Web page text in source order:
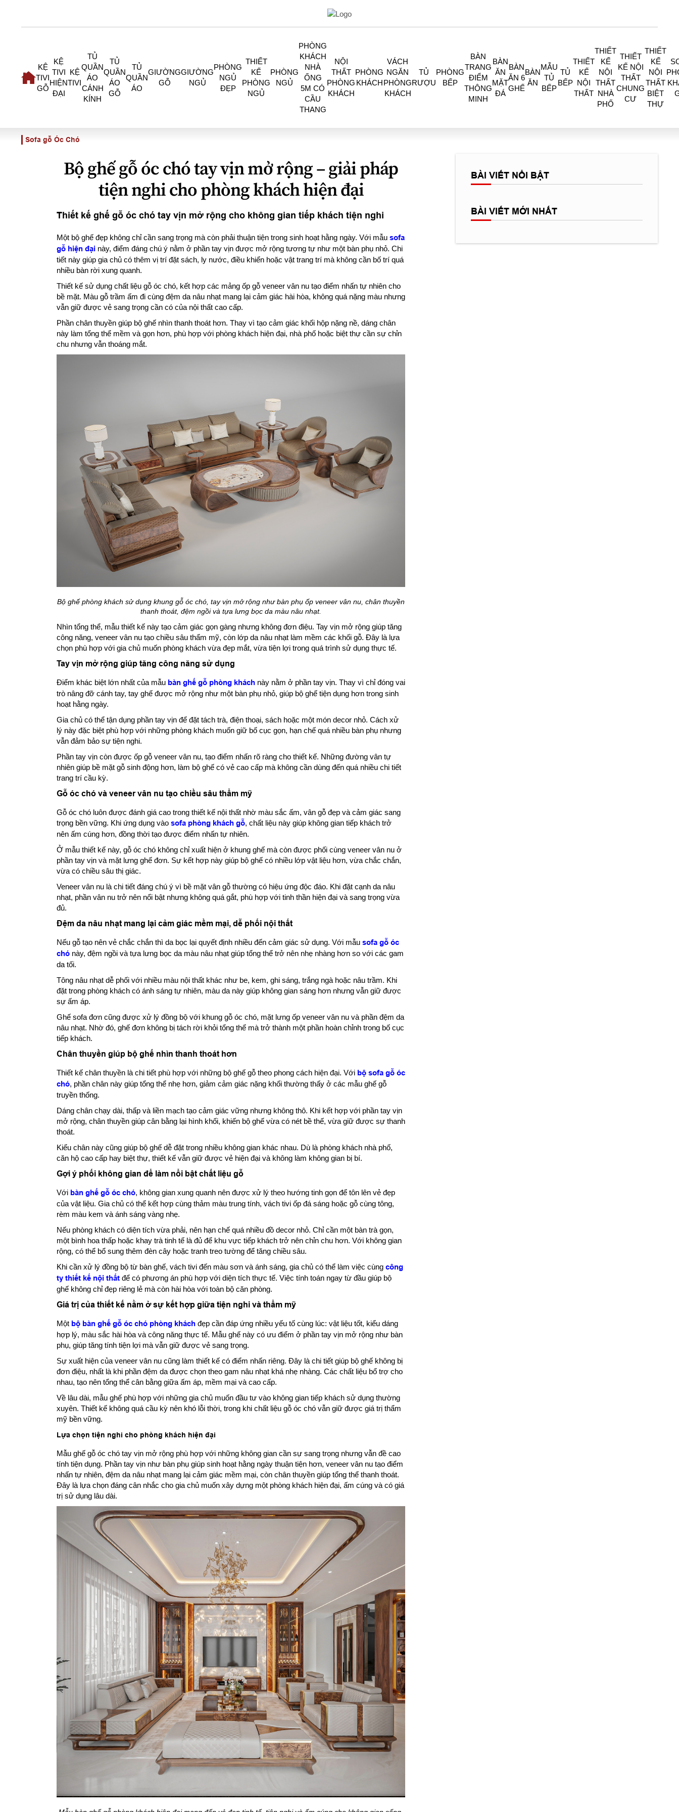
KỆ
TIVI
GỖ
KỆ
TIVI
HIỆN
ĐẠI
KỆ
TIVI
TỦ
QUẦN
ÁO
CÁNH
KÍNH
TỦ
QUẦN
ÁO
GỖ
TỦ
QUẦN
ÁO
GIƯỜNG
GỖ
GIƯỜNG
NGỦ
PHÒNG
NGỦ
ĐẸP
THIẾT
KẾ
PHÒNG
NGỦ
PHÒNG
NGỦ
PHÒNG
KHÁCH
NHÀ
ỐNG
5M CÓ
CẦU
THANG
NỘI
THẤT
PHÒNG
KHÁCH
PHÒNG
KHÁCH
VÁCH
NGĂN
PHÒNG
KHÁCH
TỦ
RƯỢU
PHÒNG
BẾP
BÀN
TRANG
ĐIỂM
THÔNG
MINH
BÀN
ĂN
MẶT
ĐÁ
BÀN
ĂN 6
GHẾ
BÀN
ĂN
MẪU
TỦ
BẾP
TỦ
BẾP
THIẾT
KẾ
NỘI
THẤT
THIẾT
KẾ
NỘI
THẤT
NHÀ
PHỐ
THIẾT
KẾ NỘI
THẤT
CHUNG
CƯ
THIẾT
KẾ
NỘI
THẤT
BIỆT
THỰ
Sofa gỗ Óc Chó
Bộ ghế gỗ óc chó tay vịn mở rộng – giải pháp
tiện nghi cho phòng khách hiện đại
Thiết kế ghế gỗ óc chó tay vịn mở rộng cho không gian tiếp khách tiện nghi
Một bộ ghế đẹp không chỉ cần sang trọng mà còn phải thuận tiện trong sinh hoạt hằng ngày. Với mẫu sofa
gỗ hiện đại này, điểm đáng chú ý nằm ở phần tay vịn được mở rộng tương tự như một bàn phụ nhỏ. Chi
tiết này giúp gia chủ có thêm vị trí đặt sách, ly nước, điều khiển hoặc vật trang trí mà không cần bố trí quá
nhiều bàn rời xung quanh.
Thiết kế sử dụng chất liệu gỗ óc chó, kết hợp các mảng ốp gỗ veneer vân nu tạo điểm nhấn tự nhiên cho
bề mặt. Màu gỗ trầm ấm đi cùng đệm da nâu nhạt mang lại cảm giác hài hòa, không quá nặng màu nhưng
vẫn giữ được vẻ sang trọng cần có của nội thất cao cấp.
Phần chân thuyền giúp bộ ghế nhìn thanh thoát hơn. Thay vì tạo cảm giác khối hộp nặng nề, dáng chân
này làm tổng thể mềm và gọn hơn, phù hợp với phòng khách hiện đại, nhà phố hoặc biệt thự cần sự chỉn
chu nhưng vẫn thoáng mắt.
Bộ ghế phòng khách sử dụng khung gỗ óc chó, tay vịn mở rộng như bàn phụ ốp veneer vân nu, chân thuyền
thanh thoát, đệm ngồi và tựa lưng bọc da màu nâu nhạt.
Nhìn tổng thể, mẫu thiết kế này tạo cảm giác gọn gàng nhưng không đơn điệu. Tay vịn mở rộng giúp tăng
công năng, veneer vân nu tạo chiều sâu thẩm mỹ, còn lớp da nâu nhạt làm mềm các khối gỗ. Đây là lựa
chọn phù hợp với gia chủ muốn phòng khách vừa đẹp mắt, vừa tiện lợi trong quá trình sử dụng thực tế.
Tay vịn mở rộng giúp tăng công năng sử dụng
Điểm khác biệt lớn nhất của mẫu bàn ghế gỗ phòng khách này nằm ở phần tay vịn. Thay vì chỉ đóng vai
trò nâng đỡ cánh tay, tay ghế được mở rộng như một bàn phụ nhỏ, giúp bộ ghế tiện dụng hơn trong sinh
hoạt hằng ngày.
Gia chủ có thể tận dụng phần tay vịn để đặt tách trà, điện thoại, sách hoặc một món decor nhỏ. Cách xử
lý này đặc biệt phù hợp với những phòng khách muốn giữ bố cục gọn, hạn chế quá nhiều bàn phụ nhưng
vẫn đảm bảo sự tiện nghi.
Phần tay vịn còn được ốp gỗ veneer vân nu, tạo điểm nhấn rõ ràng cho thiết kế. Những đường vân tự
nhiên giúp bề mặt gỗ sinh động hơn, làm bộ ghế có vẻ cao cấp mà không cần dùng đến quá nhiều chi tiết
trang trí cầu kỳ.
Gỗ óc chó và veneer vân nu tạo chiều sâu thẩm mỹ
Gỗ óc chó luôn được đánh giá cao trong thiết kế nội thất nhờ màu sắc ấm, vân gỗ đẹp và cảm giác sang
trọng bền vững. Khi ứng dụng vào sofa phòng khách gỗ, chất liệu này giúp không gian tiếp khách trở
nên ấm cúng hơn, đồng thời tạo được điểm nhấn tự nhiên.
Ở mẫu thiết kế này, gỗ óc chó không chỉ xuất hiện ở khung ghế mà còn được phối cùng veneer vân nu ở
phần tay vịn và mặt lưng ghế đơn. Sự kết hợp này giúp bộ ghế có nhiều lớp vật liệu hơn, vừa chắc chắn,
vừa có chiều sâu thị giác.
Veneer vân nu là chi tiết đáng chú ý vì bề mặt vân gỗ thường có hiệu ứng độc đáo. Khi đặt cạnh da nâu
nhạt, phần vân nu trở nên nổi bật nhưng không quá gắt, phù hợp với tinh thần hiện đại và sang trọng vừa
đủ.
Đệm da nâu nhạt mang lại cảm giác mềm mại, dễ phối nội thất
Nếu gỗ tạo nên vẻ chắc chắn thì da bọc lại quyết định nhiều đến cảm giác sử dụng. Với mẫu sofa gỗ óc
chó này, đệm ngồi và tựa lưng bọc da màu nâu nhạt giúp tổng thể trở nên nhẹ nhàng hơn so với các gam
da tối.
Tông nâu nhạt dễ phối với nhiều màu nội thất khác như be, kem, ghi sáng, trắng ngà hoặc nâu trầm. Khi
đặt trong phòng khách có ánh sáng tự nhiên, màu da này giúp không gian sáng hơn nhưng vẫn giữ được
sự ấm áp.
Ghế sofa đơn cũng được xử lý đồng bộ với khung gỗ óc chó, mặt lưng ốp veneer vân nu và phần đệm da
nâu nhạt. Nhờ đó, ghế đơn không bị tách rời khỏi tổng thể mà trở thành một phần hoàn chỉnh trong bố cục
tiếp khách.
Chân thuyền giúp bộ ghế nhìn thanh thoát hơn
Thiết kế chân thuyền là chi tiết phù hợp với những bộ ghế gỗ theo phong cách hiện đại. Với bộ sofa gỗ óc
chó, phần chân này giúp tổng thể nhẹ hơn, giảm cảm giác nặng khối thường thấy ở các mẫu ghế gỗ
truyền thống.
Dáng chân chạy dài, thấp và liền mạch tạo cảm giác vững nhưng không thô. Khi kết hợp với phần tay vịn
mở rộng, chân thuyền giúp cân bằng lại hình khối, khiến bộ ghế vừa có nét bề thế, vừa giữ được sự thanh
thoát.
Kiểu chân này cũng giúp bộ ghế dễ đặt trong nhiều không gian khác nhau. Dù là phòng khách nhà phố,
căn hộ cao cấp hay biệt thự, thiết kế vẫn giữ được vẻ hiện đại và không làm không gian bị bí.
Gợi ý phối không gian để làm nổi bật chất liệu gỗ
Với bàn ghế gỗ óc chó, không gian xung quanh nên được xử lý theo hướng tinh gọn để tôn lên vẻ đẹp
của vật liệu. Gia chủ có thể kết hợp cùng thảm màu trung tính, vách tivi ốp đá sáng hoặc gỗ cùng tông,
rèm màu kem và ánh sáng vàng nhẹ.
Nếu phòng khách có diện tích vừa phải, nên hạn chế quá nhiều đồ decor nhỏ. Chỉ cần một bàn trà gọn,
một bình hoa thấp hoặc khay trà tinh tế là đủ để khu vực tiếp khách trở nên chỉn chu hơn. Với không gian
rộng, có thể bổ sung thêm đèn cây hoặc tranh treo tường để tăng chiều sâu.
Khi cần xử lý đồng bộ từ bàn ghế, vách tivi đến màu sơn và ánh sáng, gia chủ có thể làm việc cùng công
ty thiết kế nội thất để có phương án phù hợp với diện tích thực tế. Việc tính toán ngay từ đầu giúp bộ
ghế không chỉ đẹp riêng lẻ mà còn hài hòa với toàn bộ căn phòng.
Giá trị của thiết kế nằm ở sự kết hợp giữa tiện nghi và thẩm mỹ
Một bộ bàn ghế gỗ óc chó phòng khách đẹp cần đáp ứng nhiều yếu tố cùng lúc: vật liệu tốt, kiểu dáng
hợp lý, màu sắc hài hòa và công năng thực tế. Mẫu ghế này có ưu điểm ở phần tay vịn mở rộng như bàn
phụ, giúp tăng tính tiện lợi mà vẫn giữ được vẻ sang trọng.
Sự xuất hiện của veneer vân nu cũng làm thiết kế có điểm nhấn riêng. Đây là chi tiết giúp bộ ghế không bị
đơn điệu, nhất là khi phần đệm da được chọn theo gam nâu nhạt khá nhẹ nhàng. Các chất liệu bổ trợ cho
nhau, tạo nên tổng thể cân bằng giữa ấm áp, mềm mại và cao cấp.
Về lâu dài, mẫu ghế phù hợp với những gia chủ muốn đầu tư vào không gian tiếp khách sử dụng thường
xuyên. Thiết kế không quá cầu kỳ nên khó lỗi thời, trong khi chất liệu gỗ óc chó vẫn giữ được giá trị thẩm
mỹ bền vững.
Lựa chọn tiện nghi cho phòng khách hiện đại
Mẫu ghế gỗ óc chó tay vịn mở rộng phù hợp với những không gian cần sự sang trọng nhưng vẫn đề cao
tính tiện dụng. Phần tay vịn như bàn phụ giúp sinh hoạt hằng ngày thuận tiện hơn, veneer vân nu tạo điểm
nhấn tự nhiên, đệm da nâu nhạt mang lại cảm giác mềm mại, còn chân thuyền giúp tổng thể thanh thoát.
Đây là lựa chọn đáng cân nhắc cho gia chủ muốn xây dựng một phòng khách hiện đại, ấm cúng và có giá
trị sử dụng lâu dài.
BÀI VIẾT NỔI BẬT
BÀI VIẾT MỚI NHẤT